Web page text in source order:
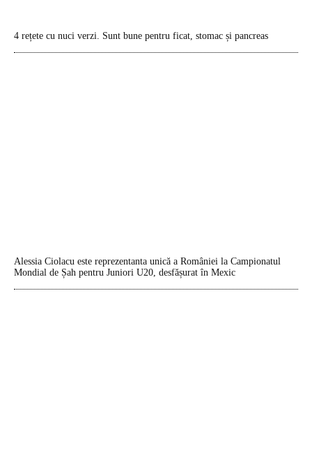
4 rețete cu nuci verzi. Sunt bune pentru ficat, stomac și pancreas
Alessia Ciolacu este reprezentanta unică a României la Campionatul
Mondial de Șah pentru Juniori U20, desfășurat în Mexic